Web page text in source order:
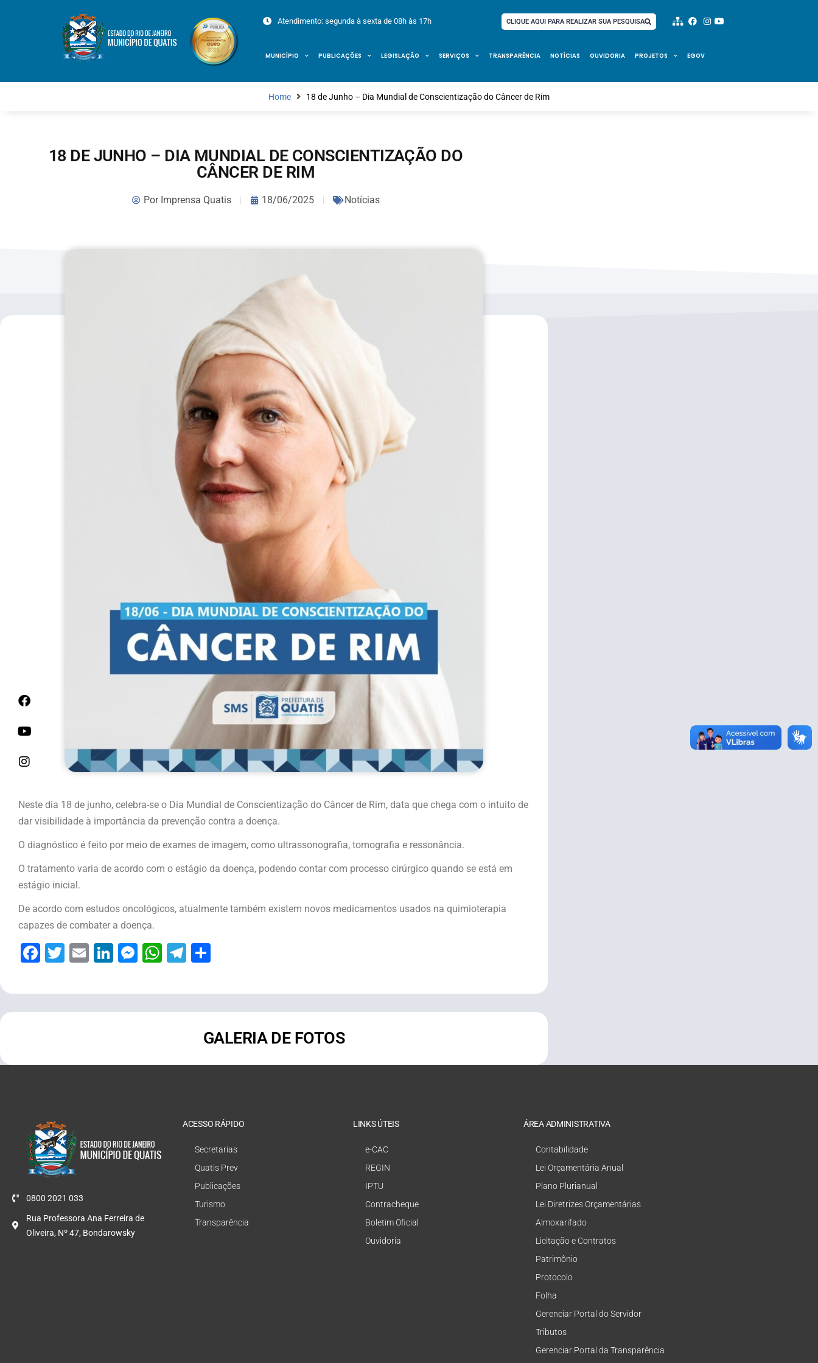
Atendimento: segunda à sexta de 08h às 17h CLIQUE AQUI PARA REALIZAR SUA PESQUISA
MUNICÍPIO PUBLICAÇÕES LEGISLAÇÃO SERVIÇOS TRANSPARÊNCIA NOTÍCIAS OUVIDORIA PROJETOS EGOV
Home 18 de Junho – Dia Mundial de Conscientização do Câncer de Rim
18 DE JUNHO – DIA MUNDIAL DE CONSCIENTIZAÇÃO DO
CÂNCER DE RIM
PorImprensa Quatis 18/06/2025 Notícias
Neste dia 18 de junho, celebra-se o Dia Mundial de Conscientização do Câncer de Rim, data que chega com o intuito de
dar visibilidade à importância da prevenção contra a doença.
O diagnóstico é feito por meio de exames de imagem, como ultrassonografia, tomografia e ressonância.
O tratamento varia de acordo com o estágio da doença, podendo contar com processo cirúrgico quando se está em
estágio inicial.
De acordo com estudos oncológicos, atualmente também existem novos medicamentos usados na quimioterapia
capazes de combater a doença.
Facebook
Twitter
EmailLinkedIn
Messenger
WhatsApp
Telegram
GALERIA DE FOTOS
0800 2021 033
Rua Professora Ana Ferreira de
Oliveira, Nº 47, Bondarowsky
ACESSO RÁPIDO
Secretarias
Quatis Prev
Publicações
Turismo
Transparência
LINKS ÚTEIS
e-CAC
REGIN
IPTU
Contracheque
Boletim Oficial
Ouvidoria
ÁREA ADMINISTRATIVA
Contabilidade
Lei Orçamentária Anual
Plano Plurianual
Lei Diretrizes Orçamentárias
Almoxarifado
Licitação e Contratos
Patrimônio
Protocolo
Folha
Gerenciar Portal do Servidor
Tributos
Gerenciar Portal da Transparência